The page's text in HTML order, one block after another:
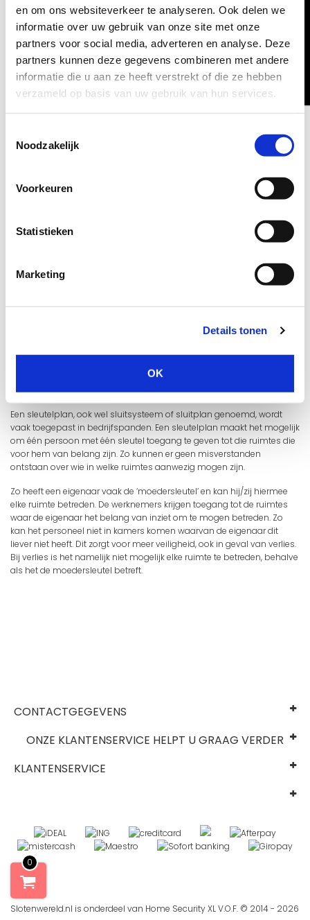
en om ons websiteverkeer te analyseren. Ook delen we
informatie over uw gebruik van onze site met onze
partners voor social media, adverteren en analyse. Deze
partners kunnen deze gegevens combineren met andere
informatie die u aan ze heeft verstrekt of die ze hebben
verzameld op basis van uw gebruik van hun services.
Noodzakelijk
Voorkeuren
Statistieken
Marketing
Details tonen
OK
0
klik hier.
Slotenwereld kan uw sleutelplan in verschillende merken leveren
info@slotenwereld.nlof neem
Wat is een sleutelplan?
Een sleutelplan, ook wel sluitsysteem of sluitplan genoemd, wordt
vaak toegepast in bedrijfspanden. Een sleutelplan maakt het mogelijk
om één persoon met één sleutel toegang te geven tot die ruimtes die
voor hem van belang zijn. Zo kunnen er geen misverstanden
ontstaan over wie in welke ruimtes aanwezig mogen zijn.
Zo heeft een eigenaar vaak de ‘moedersleutel’ en kan hij/zij hiermee
elke ruimte betreden. De werknemers krijgen toegang tot de ruimtes
waar de eigenaar het belang van inziet om te mogen betreden. Zo
kan het personeel niet in kamers komen waarvan de eigenaar dit
liever niet heeft. Dit zorgt voor meer veiligheid, ook in geval van verlies.
Bij verlies is het namelijk niet mogelijk elke ruimte te betreden, behalve
als het de moedersleutel betreft.
CONTACTGEGEVENS
ONZE KLANTENSERVICE HELPT U GRAAG VERDER
KLANTENSERVICE
Slotenwereld.nl is onderdeel van Home Security XL V.O.F. © 2014 - 2026